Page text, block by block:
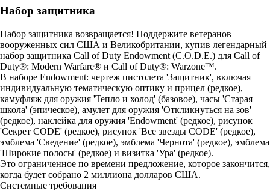
Набор защитника
Набор защитника возвращается! Поддержите ветеранов
вооруженных сил США и Великобритании, купив легендарный
набор защитника Call of Duty Endowment (C.O.D.E.) для Call of
Duty®: Modern Warfare® и Call of Duty®: Warzone™.
В наборе Endowment: чертеж пистолета 'Защитник', включая
индивидуальную тематическую оптику и прицел (редкое),
камуфляж для оружия 'Тепло и холод' (базовое), часы 'Старая
школа' (эпическое), амулет для оружия 'Откликнуться на зов'
(редкое), наклейка для оружия 'Endowment' (редкое), рисунок
'Секрет CODE' (редкое), рисунок 'Все звезды CODE' (редкое),
эмблема 'Сведение' (редкое), эмблема 'Чернота' (редкое), эмблема
'Широкие полосы' (редкое) и визитка 'Ура' (редкое).
Это ограниченное по времени предложение, которое закончится,
когда будет собрано 2 миллиона долларов США.
Системные требования